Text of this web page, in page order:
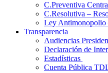
C.Preventiva
C.Resolutiva –
Ley Antimonopolio
Transparencia
Audiencias
Declaración de
Estadísticas
Cuenta Pública